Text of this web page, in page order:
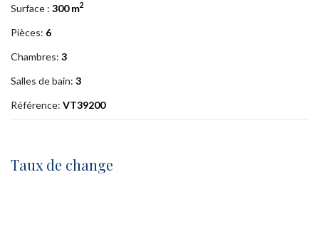
Surface : 300 m2
Pièces: 6
Chambres: 3
Salles de bain: 3
Référence: VT39200
Taux de change